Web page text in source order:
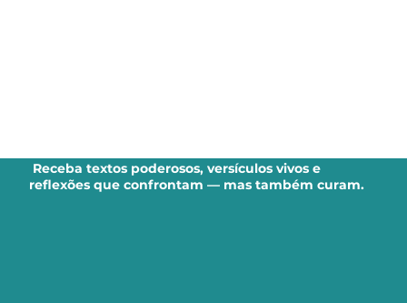
Receba textos poderosos, versículos vivos e
reflexões que confrontam — mas também curam.